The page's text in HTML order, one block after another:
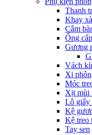
Thanh
Khay
Cắm
Ống
Gương
Vách
Xi
Móc
Xịt mùi
Lô giấy
Kệ
Kệ treo
Tay sen